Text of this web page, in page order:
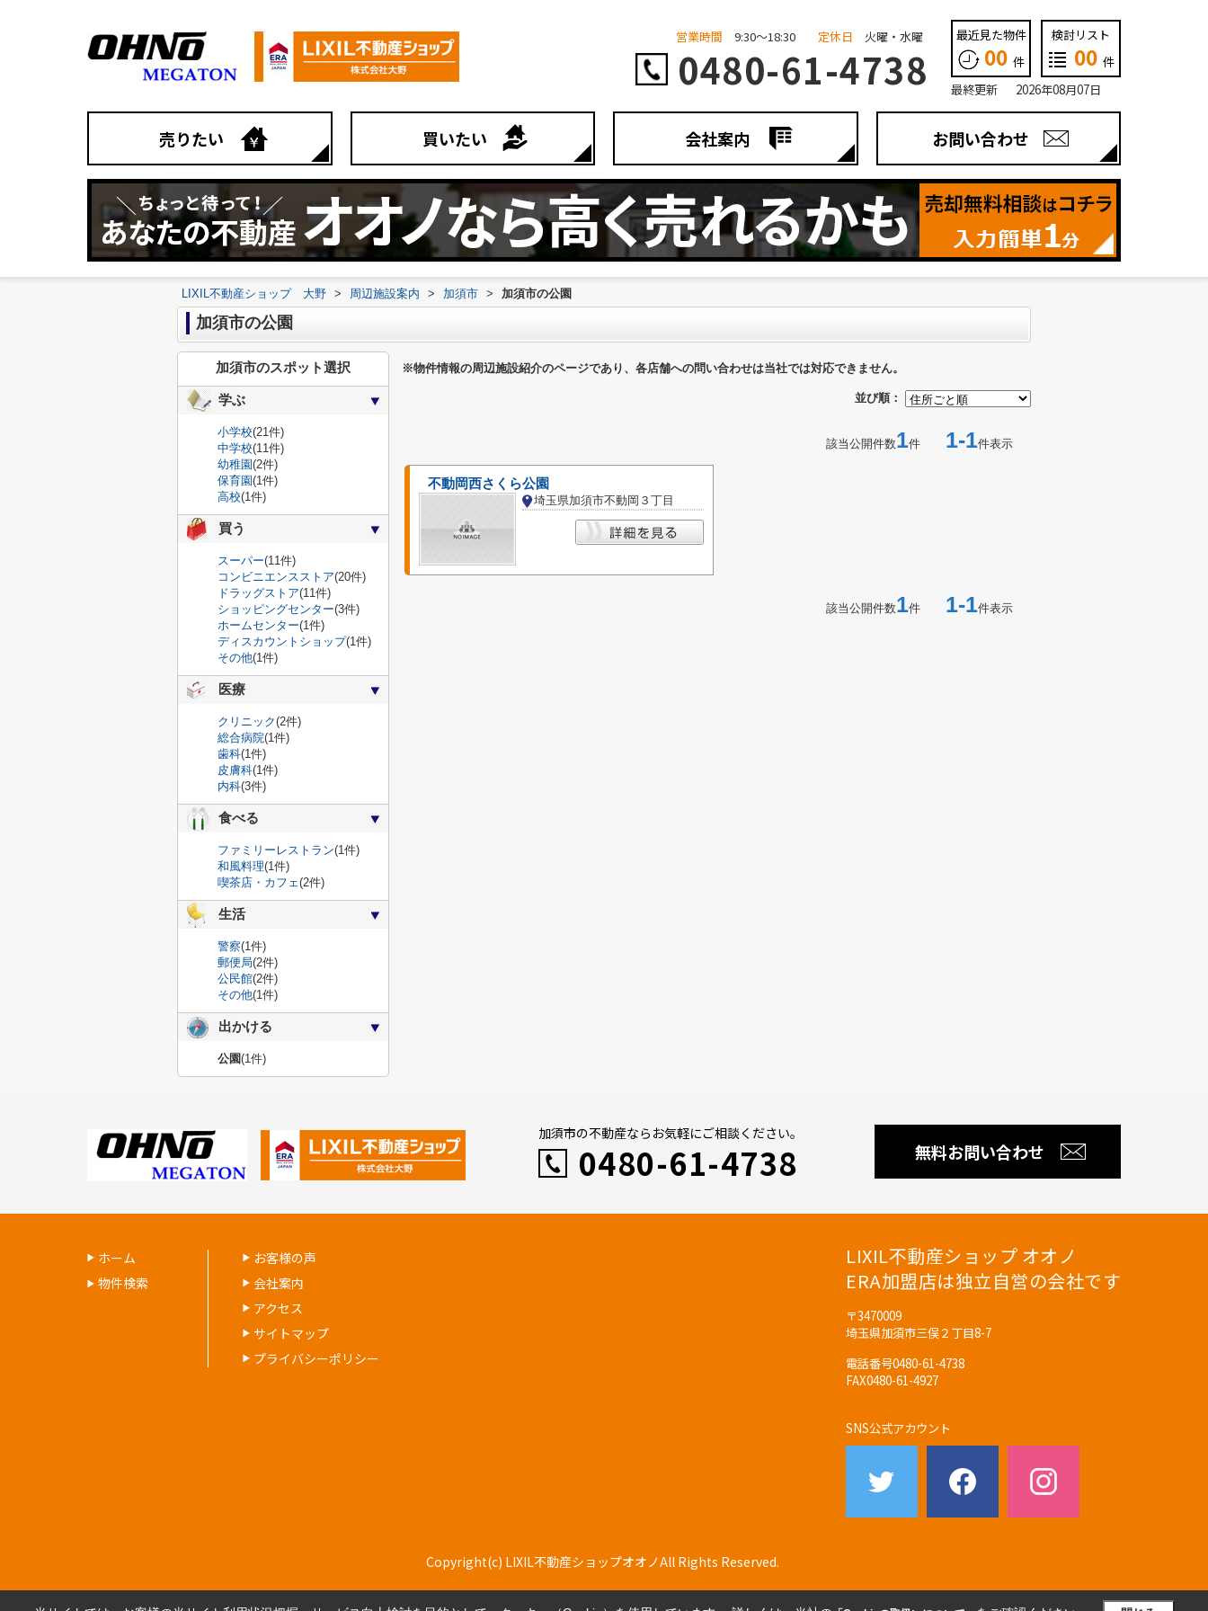
営業時間 9:30～18:30 定休日 火曜・水曜
0480-61-4738
最近見た物件
00 件
検討リスト
00 件
最終更新 2026年08月07日
売りたい 買いたい 会社案内 お問い合わせ
LIXIL不動産ショップ 大野 > 周辺施設案内 > 加須市 > 加須市の公園
加須市の公園
※物件情報の周辺施設紹介のページであり、各店舗への問い合わせは当社では対応できません。
並び順：
該当公開件数1件 1-1件表示
不動岡西さくら公園
埼玉県加須市不動岡３丁目
該当公開件数1件 1-1件表示
加須市のスポット選択
学ぶ
小学校(21件)
中学校(11件)
幼稚園(2件)
保育園(1件)
高校(1件)
買う
スーパー(11件)
コンビニエンスストア(20件)
ドラッグストア(11件)
ショッピングセンター(3件)
ホームセンター(1件)
ディスカウントショップ(1件)
その他(1件)
医療
クリニック(2件)
総合病院(1件)
歯科(1件)
皮膚科(1件)
内科(3件)
食べる
ファミリーレストラン(1件)
和風料理(1件)
喫茶店・カフェ(2件)
生活
警察(1件)
郵便局(2件)
公民館(2件)
その他(1件)
出かける
公園(1件)
加須市の不動産ならお気軽にご相談ください。
0480-61-4738 無料お問い合わせ
ホーム
物件検索
お客様の声
会社案内
アクセス
サイトマップ
プライバシーポリシー
LIXIL不動産ショップ オオノ
ERA加盟店は独立自営の会社です
〒3470009
埼玉県加須市三俣２丁目8-7
電話番号0480-61-4738
FAX0480-61-4927
SNS公式アカウント
Copyright(c) LIXIL不動産ショップオオノAll Rights Reserved.